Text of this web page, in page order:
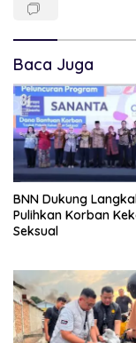
Baca Juga
BNN Dukung
Pulihkan Korban
Seksual